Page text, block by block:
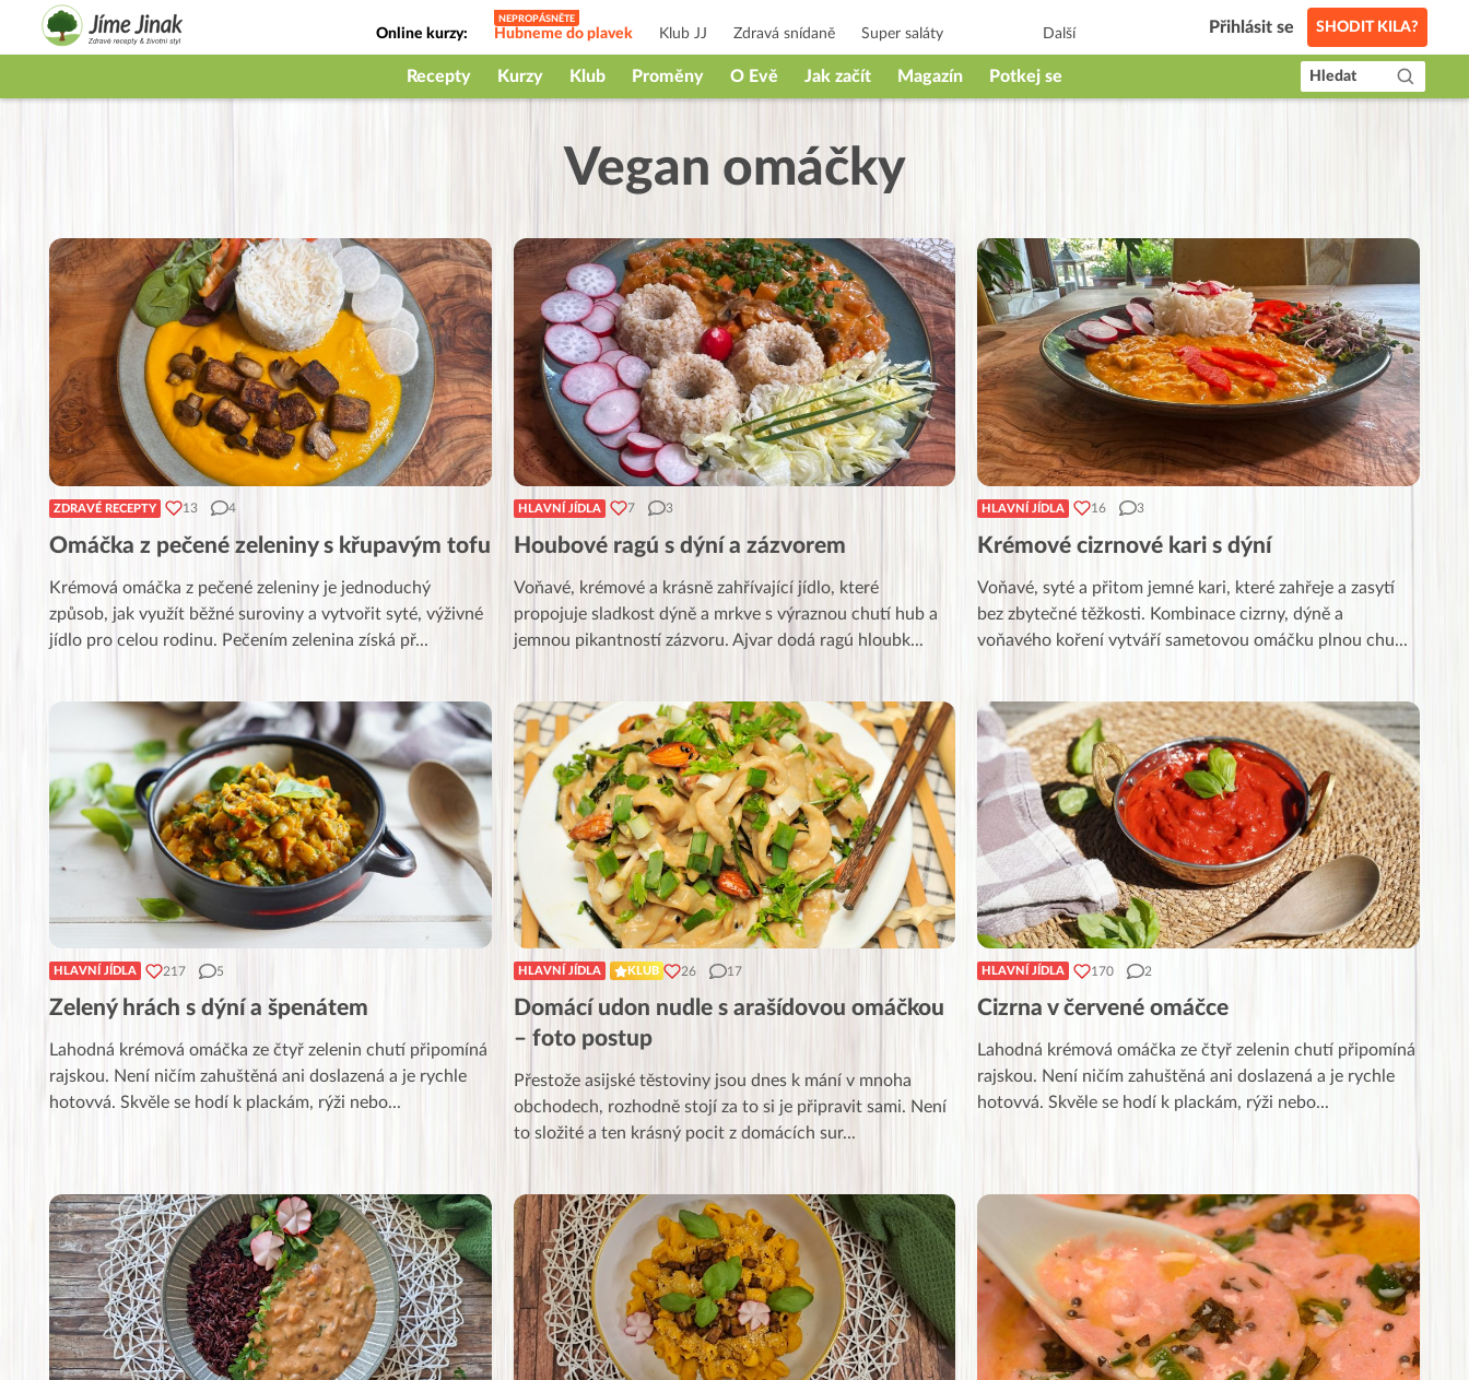
Online kurzy: Hubneme do plavek Klub JJ Zdravá snídaně Super saláty
Jak na babičky
Další Přihlásit se SHODIT KILA?
Recepty Kurzy Klub Proměny O Evě Jak začít Magazín Potkej se Hledat
Vegan omáčky
ZDRAVÉ RECEPTY 13 4
Omáčka z pečené zeleniny s křupavým tofu
Krémová omáčka z pečené zeleniny je jednoduchý
způsob, jak využít běžné suroviny a vytvořit syté, výživné
jídlo pro celou rodinu. Pečením zelenina získá př...
HLAVNÍ JÍDLA 7 3
Houbové ragú s dýní a zázvorem
Voňavé, krémové a krásně zahřívající jídlo, které
propojuje sladkost dýně a mrkve s výraznou chutí hub a
jemnou pikantností zázvoru. Ajvar dodá ragú hloubk...
HLAVNÍ JÍDLA 16 3
Krémové cizrnové kari s dýní
Voňavé, syté a přitom jemné kari, které zahřeje a zasytí
bez zbytečné těžkosti. Kombinace cizrny, dýně a
voňavého koření vytváří sametovou omáčku plnou chu...
HLAVNÍ JÍDLA 217 5
Zelený hrách s dýní a špenátem
Lahodná krémová omáčka ze čtyř zelenin chutí připomíná
rajskou. Není ničím zahuštěná ani doslazená a je rychle
hotovvá. Skvěle se hodí k plackám, rýži nebo...
HLAVNÍ JÍDLA KLUB 26 17
Domácí udon nudle s arašídovou omáčkou
– foto postup
Přestože asijské těstoviny jsou dnes k mání v mnoha
obchodech, rozhodně stojí za to si je připravit sami. Není
to složité a ten krásný pocit z domácích sur...
HLAVNÍ JÍDLA 170 2
Cizrna v červené omáčce
Lahodná krémová omáčka ze čtyř zelenin chutí připomíná
rajskou. Není ničím zahuštěná ani doslazená a je rychle
hotovvá. Skvěle se hodí k plackám, rýži nebo...